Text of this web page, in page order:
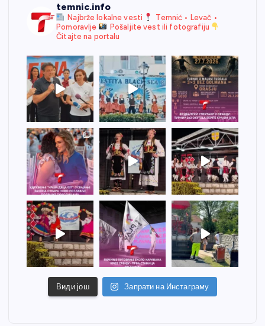
temnic.info
Najbrže lokalne vesti
Temnić • Levač •
Pomoravlje
Pošaljite vest ili fotografiju
Čitajte na portalu
Види још Запрати на Инстаграму